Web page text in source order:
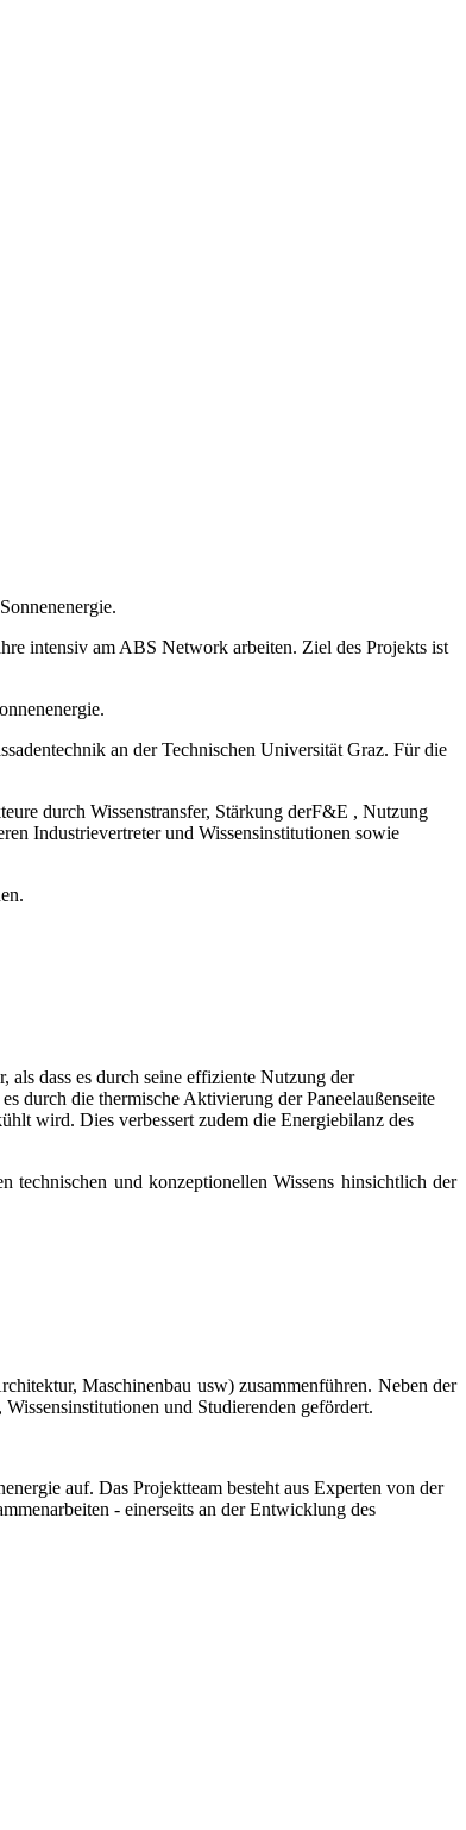
intensiv am ABS Network arbeiten. Ziel des Projekts ist
an der Technischen Universität Graz. Für die
durch Wissenstransfer, Stärkung derF&E , Nutzung
Industrievertreter und Wissensinstitutionen sowie
dass es durch seine effiziente Nutzung der
durch die thermische Aktivierung der Paneelaußenseite
wird. Dies verbessert zudem die Energiebilanz des
technischen und konzeptionellen Wissens hinsichtlich der
Maschinenbau usw) zusammenführen. Neben der
und Studierenden gefördert.
auf. Das Projektteam besteht aus Experten von der
- einerseits an der Entwicklung des